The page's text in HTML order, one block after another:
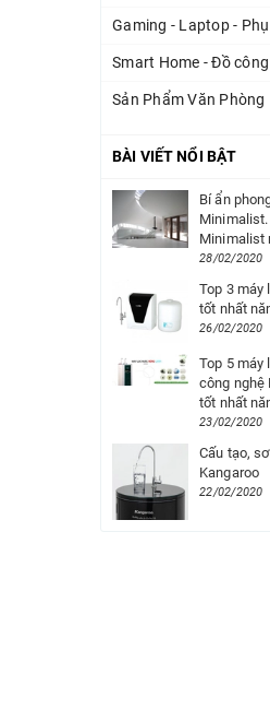
Gaming - Laptop -
Smart Home - Đồ
Sản Phẩm Văn Phòng
BÀI VIẾT NỔI BẬT
Bí ẩn
Minimalist
28/02/2020
Top 3 máy
tốt nhất
26/02/2020
Top 5 máy
công nghệ
tốt nhất
23/02/2020
Cấu tạo,
Kangaroo
22/02/2020